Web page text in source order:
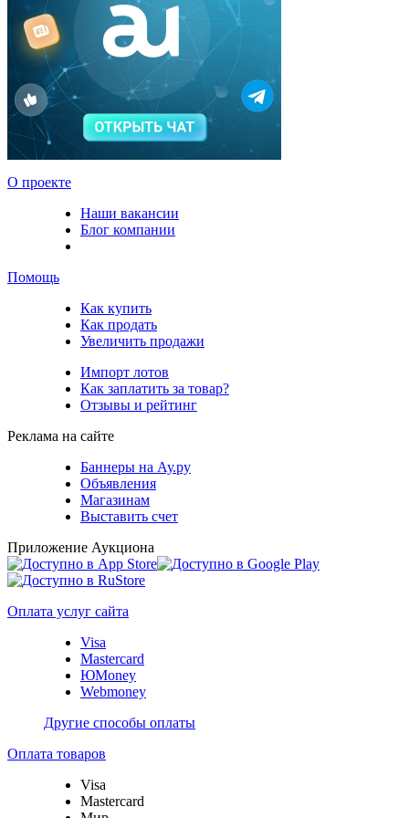
О проекте
Наши вакансии
Блог компании
Помощь
Как купить
Как продать
Увеличить продажи
Импорт лотов
Как заплатить за товар?
Отзывы и рейтинг
Реклама на сайте
Баннеры на Ау.ру
Объявления
Магазинам
Выставить счет
Приложение Аукциона
Оплата услуг сайта
Visa
Mastercard
ЮMoney
Webmoney
Другие способы оплаты
Оплата товаров
Visa
Mastercard